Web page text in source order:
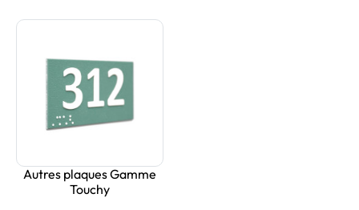
Autres plaques Gamme
Touchy